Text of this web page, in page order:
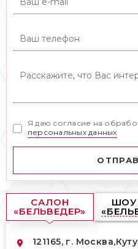
Я даю согласие на
персональных данных
САЛОН
«БЕЛЬВЕДЕР»
121165, г. Москва,